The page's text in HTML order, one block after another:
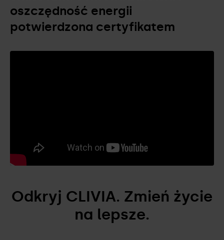
oszczędność energii
potwierdzona certyfikatem
Odkryj CLIVIA. Zmień życie
na lepsze.